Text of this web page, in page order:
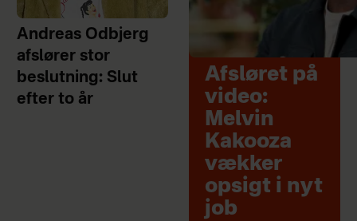
Andreas Odbjerg
afslører stor
beslutning: Slut
efter to år
Afsløret på
video:
Melvin
Kakooza
vækker
opsigt i nyt
job